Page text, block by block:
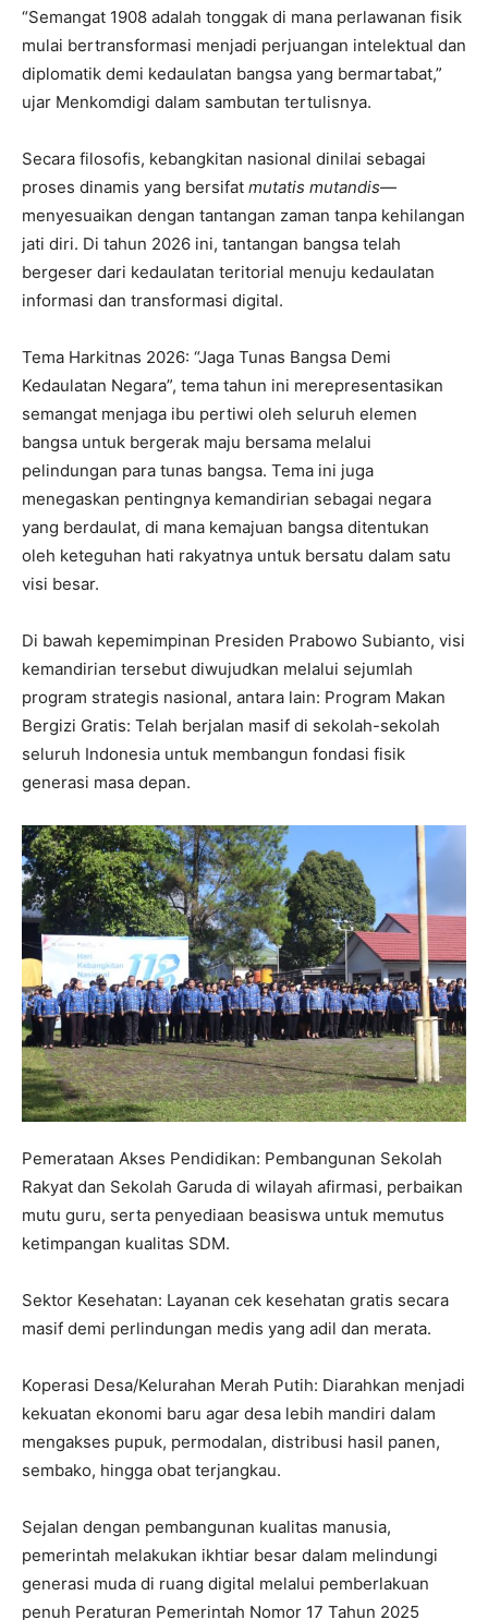
“Semangat 1908 adalah tonggak di mana perlawanan fisik
mulai bertransformasi menjadi perjuangan intelektual dan
diplomatik demi kedaulatan bangsa yang bermartabat,”
ujar Menkomdigi dalam sambutan tertulisnya.
Secara filosofis, kebangkitan nasional dinilai sebagai
proses dinamis yang bersifat mutatis mutandis—
menyesuaikan dengan tantangan zaman tanpa kehilangan
jati diri. Di tahun 2026 ini, tantangan bangsa telah
bergeser dari kedaulatan teritorial menuju kedaulatan
informasi dan transformasi digital.
Tema Harkitnas 2026: “Jaga Tunas Bangsa Demi
Kedaulatan Negara”, tema tahun ini merepresentasikan
semangat menjaga ibu pertiwi oleh seluruh elemen
bangsa untuk bergerak maju bersama melalui
pelindungan para tunas bangsa. Tema ini juga
menegaskan pentingnya kemandirian sebagai negara
yang berdaulat, di mana kemajuan bangsa ditentukan
oleh keteguhan hati rakyatnya untuk bersatu dalam satu
visi besar.
Di bawah kepemimpinan Presiden Prabowo Subianto, visi
kemandirian tersebut diwujudkan melalui sejumlah
program strategis nasional, antara lain: Program Makan
Bergizi Gratis: Telah berjalan masif di sekolah-sekolah
seluruh Indonesia untuk membangun fondasi fisik
generasi masa depan.
Pemerataan Akses Pendidikan: Pembangunan Sekolah
Rakyat dan Sekolah Garuda di wilayah afirmasi, perbaikan
mutu guru, serta penyediaan beasiswa untuk memutus
ketimpangan kualitas SDM.
Sektor Kesehatan: Layanan cek kesehatan gratis secara
masif demi perlindungan medis yang adil dan merata.
Koperasi Desa/Kelurahan Merah Putih: Diarahkan menjadi
kekuatan ekonomi baru agar desa lebih mandiri dalam
mengakses pupuk, permodalan, distribusi hasil panen,
sembako, hingga obat terjangkau.
Sejalan dengan pembangunan kualitas manusia,
pemerintah melakukan ikhtiar besar dalam melindungi
generasi muda di ruang digital melalui pemberlakuan
penuh Peraturan Pemerintah Nomor 17 Tahun 2025